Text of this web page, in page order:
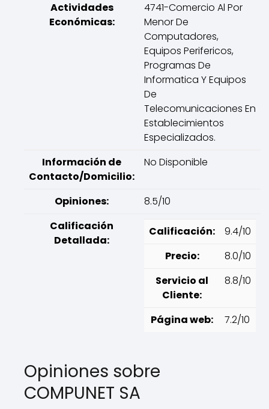
Actividades
Económicas:
4741-Comercio Al Por
Menor De
Computadores,
Equipos Perifericos,
Programas De
Informatica Y Equipos
De
Telecomunicaciones En
Establecimientos
Especializados.
Información de
Contacto/Domicilio:
No Disponible
Opiniones:
8.5/10
Calificación
Detallada:
Calificación:
9.4/10
Precio:
8.0/10
Servicio al
Cliente:
8.8/10
Página web: 7.2/10
Opiniones sobre
COMPUNET SA